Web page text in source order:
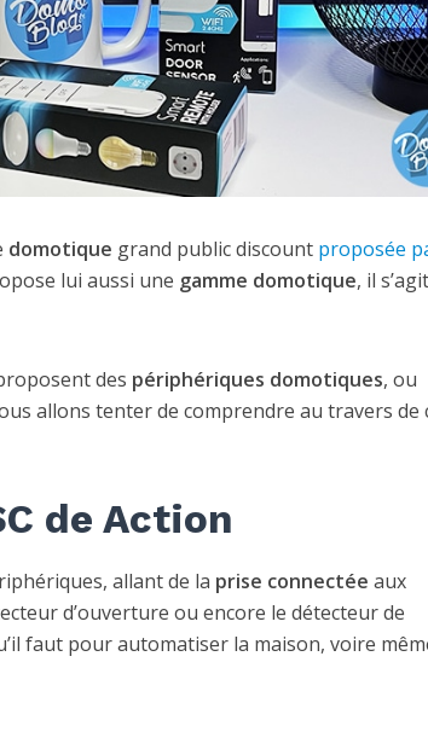
domotique grand public discount proposée
lui aussi une gamme domotique, il
des périphériques domotiques, ou
allons tenter de comprendre au travers de
de Action
allant de la prise connectée aux
d’ouverture ou encore le détecteur de
faut pour automatiser la maison, voire